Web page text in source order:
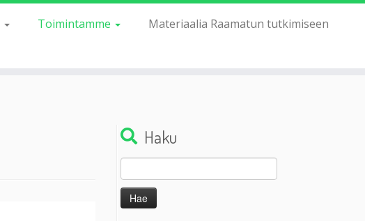
Toimintamme
Materiaalia Raamatun tutkimiseen
Haku
Haku: